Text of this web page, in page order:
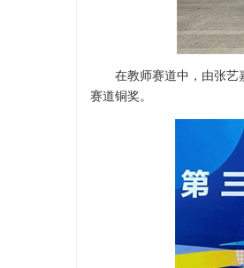
在教师赛道中，由张艺嘉
赛道铜奖。